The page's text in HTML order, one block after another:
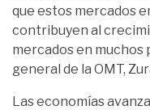
que estos mercados
contribuyen al
mercados en muchos
general de la OMT,
Las economías